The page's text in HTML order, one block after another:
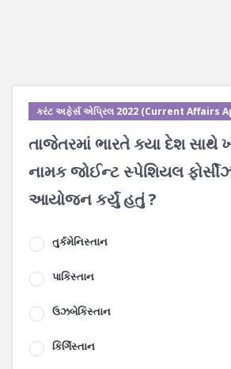
કરંટ અફેર્સ એપ્રિલ 2022 (Current Affairs
તાજેતરમાં ભારતે ક્યા દેશ સાથે
નામક જોઈન્ટ સ્પેશિયલ
આયોજન કર્યું હતું ?
તુર્કમેનિસ્તાન
પાકિસ્તાન
ઉઝબેકિસ્તાન
કિર્ગિસ્તાન